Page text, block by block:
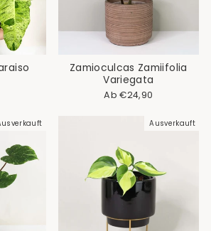
Zamioculcas Zamiifolia
Variegata
Ab €24,90
Ausverkauft